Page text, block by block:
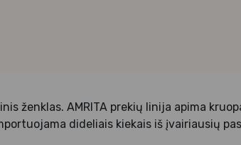
ženklas. AMRITA prekių linija apima
dideliais kiekais iš įvairiausių